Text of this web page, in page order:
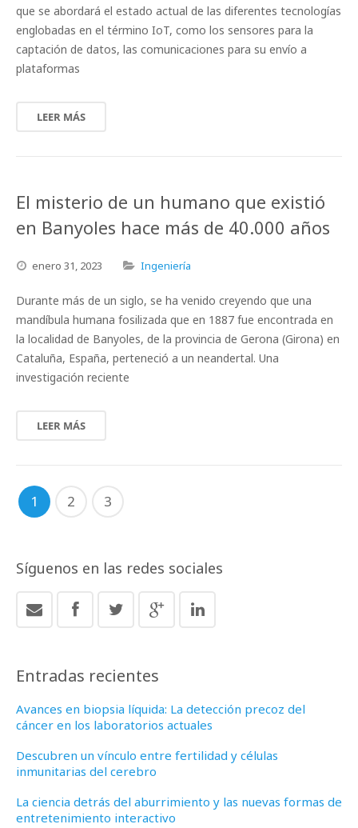
que se abordará el estado actual de las diferentes tecnologías
englobadas en el término IoT, como los sensores para la
captación de datos, las comunicaciones para su envío a
plataformas
LEER MÁS
El misterio de un humano que existió
en Banyoles hace más de 40.000 años
enero 31, 2023 Ingeniería
Durante más de un siglo, se ha venido creyendo que una
mandíbula humana fosilizada que en 1887 fue encontrada en
la localidad de Banyoles, de la provincia de Gerona (Girona) en
Cataluña, España, perteneció a un neandertal. Una
investigación reciente
LEER MÁS
1 2 3
Síguenos en las redes sociales
Entradas recientes
Avances en biopsia líquida: La detección precoz del
cáncer en los laboratorios actuales
Descubren un vínculo entre fertilidad y células
inmunitarias del cerebro
La ciencia detrás del aburrimiento y las nuevas formas de
entretenimiento interactivo